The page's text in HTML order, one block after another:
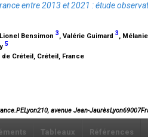
entre 2013 et 2021 : étude
Bensimon 3, Valérie Guimard 3,
5
Créteil, Créteil, France
avenue Jean-
Tableaux Références